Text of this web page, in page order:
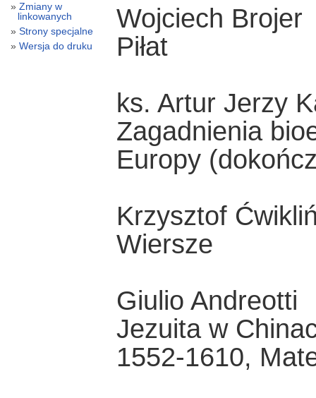
Wojciech Brojer
Piłat
ks. Artur Jerzy
Zagadnienia
Europy
Krzysztof
Wiersze
Giulio Andreotti
Jezuita w
1552-1610,
Zmiany w
linkowanych
Strony specjalne
Wersja do druku